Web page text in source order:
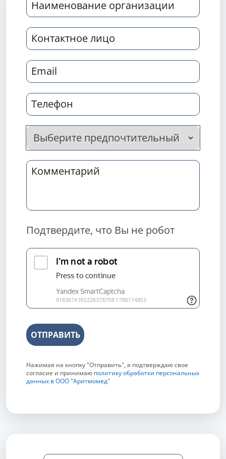
Подтвердите, что Вы не робот
ОТПРАВИТЬ
Нажимая на кнопку "Отправить", я подтверждаю свое
согласие и принимаю политику обработки персональных
данных в ООО "Аритмомед"